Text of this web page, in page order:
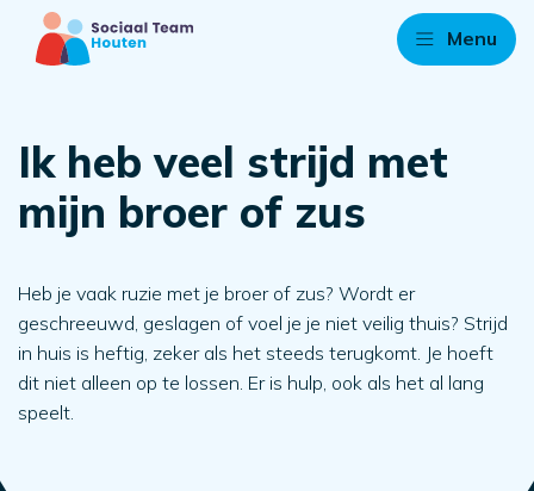
Menu
Ik heb veel strijd met
mijn broer of zus
Heb je vaak ruzie met je broer of zus? Wordt er
geschreeuwd, geslagen of voel je je niet veilig thuis? Strijd
in huis is heftig, zeker als het steeds terugkomt. Je hoeft
dit niet alleen op te lossen. Er is hulp, ook als het al lang
speelt.